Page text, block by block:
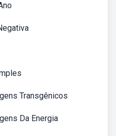
Transgênicos
Da Energia